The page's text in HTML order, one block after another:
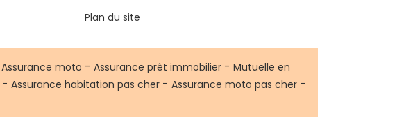
Plan du site
Assurance moto - Assurance prêt immobilier - Mutuelle en
- Assurance habitation pas cher - Assurance moto pas cher -